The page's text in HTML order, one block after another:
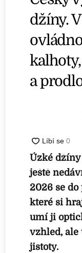
džíny.
a
Úzké
ještě
2026 se
které si
umí ji
vzhled, ale
jistoty.